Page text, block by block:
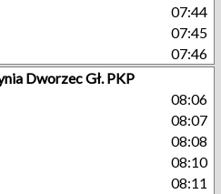
07:44
07:45
07:46
Dworzec Gł. PKP
08:06
08:07
08:08
08:10
08:11